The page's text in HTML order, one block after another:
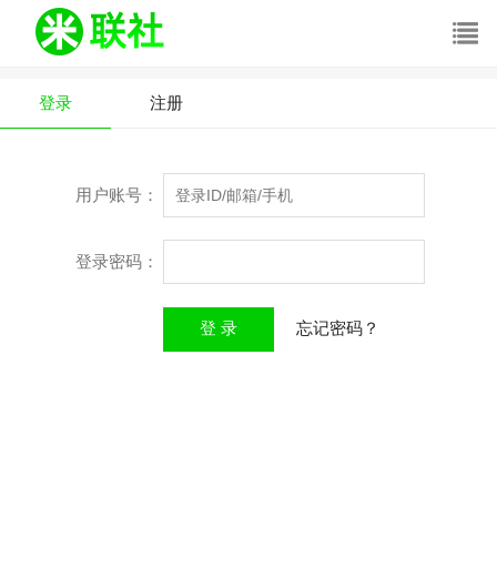
登录 注册
用户账号：
登录密码：
登 录 忘记密码？